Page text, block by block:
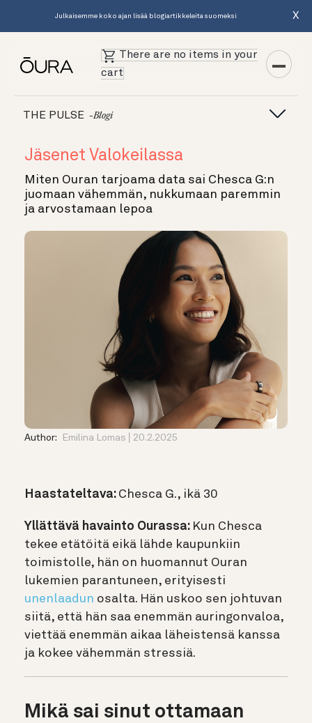
Julkaisemme koko ajan lisää blogiartikkeleita suomeksi X
There are no items in your
cart
THE PULSE -blogi
Jäsenet Valokeilassa
Miten Ouran tarjoama data sai Chesca G:n
juomaan vähemmän, nukkumaan paremmin
ja arvostamaan lepoa
Author: Emilina Lomas 20.2.2025
Haastateltava: Chesca G., ikä 30
Yllättävä havainto Ourassa: Kun Chesca
tekee etätöitä eikä lähde kaupunkiin
toimistolle, hän on huomannut Ouran
lukemien parantuneen, erityisesti
unenlaadun osalta. Hän uskoo sen johtuvan
siitä, että hän saa enemmän auringonvaloa,
viettää enemmän aikaa läheistensä kanssa
ja kokee vähemmän stressiä.
Mikä sai sinut ottamaan